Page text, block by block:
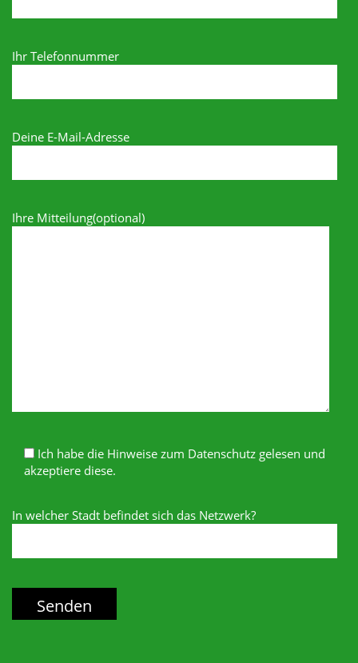
Ihr Telefonnummer
Deine E-Mail-Adresse
Ihre Mitteilung(optional)
Ich habe die Hinweise zum Datenschutz gelesen und
akzeptiere diese.
In welcher Stadt befindet sich das Netzwerk?